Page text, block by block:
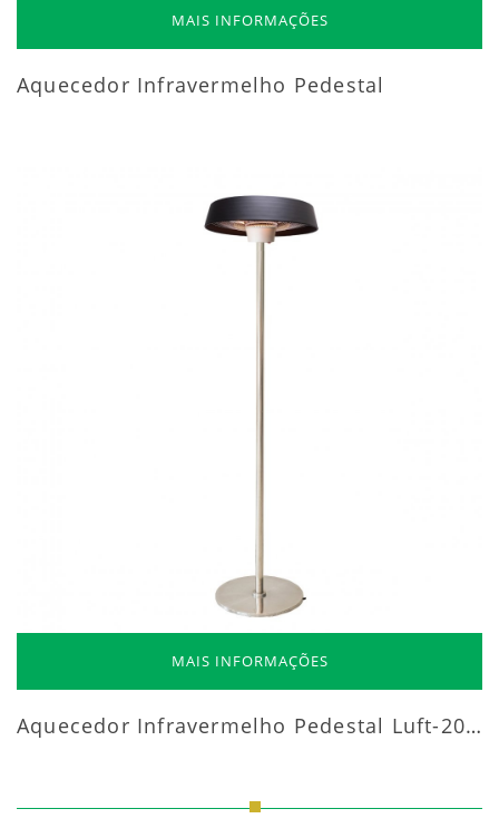
MAIS INFORMAÇÕES
Aquecedor Infravermelho Pedestal
MAIS INFORMAÇÕES
Aquecedor Infravermelho Pedestal Luft-20000